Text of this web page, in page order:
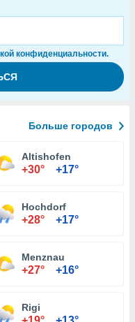
конфиденциальности.
Больше городов
Altishofen
+30° +17°
Hochdorf
+28° +17°
Menznau
+27° +16°
Rigi